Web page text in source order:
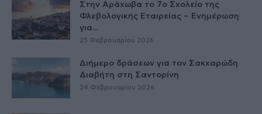
Στην Αράχωβα το 7ο Σχολείο της
Φλεβολογικής Εταιρείας – Ενημέρωση
για...
25 Φεβρουαρίου 2026
Διήμερο δράσεων για τον Σακχαρώδη
Διαβήτη στη Σαντορίνη
24 Φεβρουαρίου 2026